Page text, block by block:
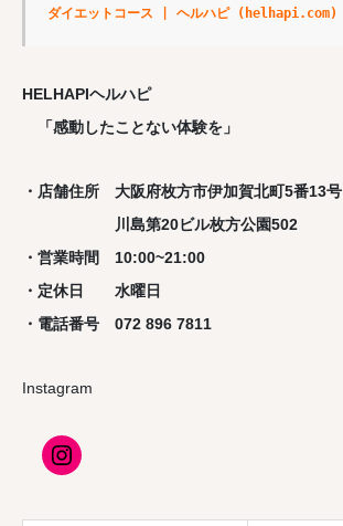
ダイエットコース | ヘルハピ (helhapi.com)
HELHAPIヘルハピ
「感動したことない体験を」
・店舗住所 大阪府枚方市伊加賀北町5番13号
川島第20ビル枚方公園502
・営業時間 10:00~21:00
・定休日 水曜日
・電話番号 072 896 7811
Instagram